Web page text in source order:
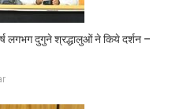
लगभग दुगुने श्रद्धालुओं ने किये दर्शन –